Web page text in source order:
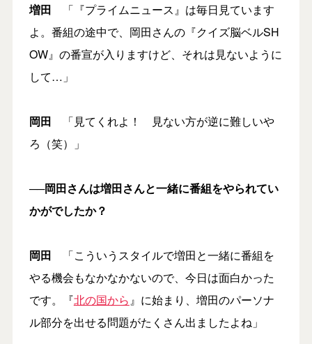
増田 「『プライムニュース』は毎日見ています
よ。番組の途中で、岡田さんの『クイズ脳ベルSH
OW』の番宣が入りますけど、それは見ないように
して…」
岡田 「見てくれよ！ 見ない方が逆に難しいや
ろ（笑）」
──岡田さんは増田さんと一緒に番組をやられてい
かがでしたか？
岡田 「こういうスタイルで増田と一緒に番組を
やる機会もなかなかないので、今日は面白かった
です。『北の国から』に始まり、増田のパーソナ
ル部分を出せる問題がたくさん出ましたよね」